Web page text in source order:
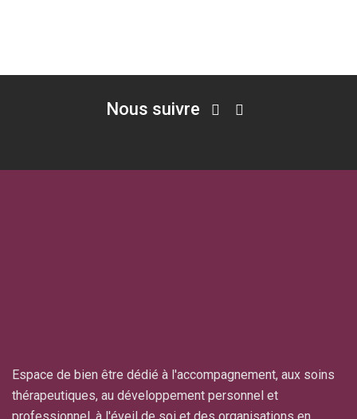
Nous suivre
Espace de bien être dédié à l'accompagnement, aux soins
thérapeutiques, au développement personnel et